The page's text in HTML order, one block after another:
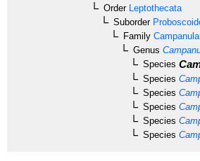
OrderLeptothecata
Suborder
Family
Genus
Species
Species
Species
Species
Species
Species